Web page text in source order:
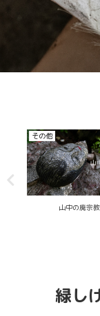
廃ホテル、廃旅館
エレベーターが綺麗
緑し